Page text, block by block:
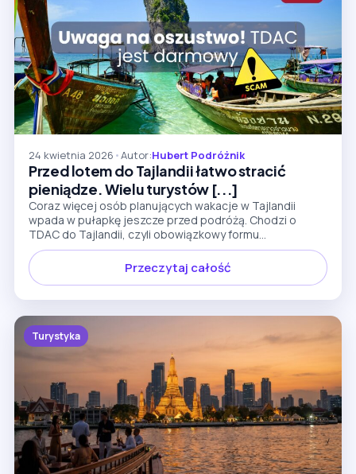
24 kwietnia 2026 •Autor:Hubert Podróżnik
Przed lotem do Tajlandii łatwo stracić
pieniądze. Wielu turystów [...]
Coraz więcej osób planujących wakacje w Tajlandii
wpada w pułapkę jeszcze przed podróżą. Chodzi o
TDAC do Tajlandii, czyli obowiązkowy formu...
Przeczytaj całość
Turystyka